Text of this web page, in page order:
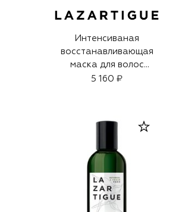
Интенсиваная
восстанавливающая
маска для волос
(250ml)
5 160 ₽